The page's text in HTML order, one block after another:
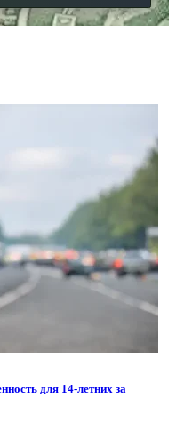
для 14-летних за